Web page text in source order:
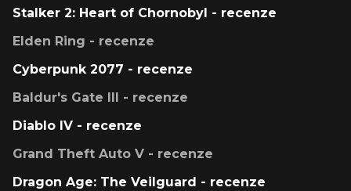
Stalker 2: Heart of Chornobyl - recenze
Elden Ring - recenze
Cyberpunk 2077 - recenze
Baldur's Gate III - recenze
Diablo IV - recenze
Grand Theft Auto V - recenze
Dragon Age: The Veilguard - recenze